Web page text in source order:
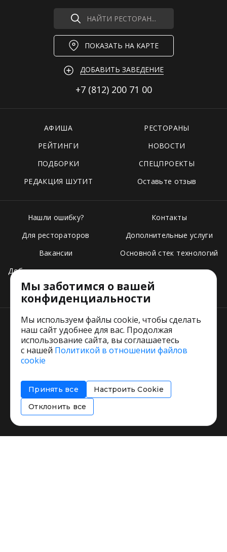
НАЙТИ РЕСТОРАН...
ПОКАЗАТЬ НА КАРТЕ
ДОБАВИТЬ ЗАВЕДЕНИЕ
+7 (812) 200 71 00
АФИША
РЕСТОРАНЫ
РЕЙТИНГИ
НОВОСТИ
ПОДБОРКИ
СПЕЦПРОЕКТЫ
РЕДАКЦИЯ ШУТИТ
Оставьте отзыв
Нашли ошибку?
Для рестораторов
Вакансии
Добавить свое заведение
Тарифы
Контакты
Дополнительные услуги
Основной стек технологий
Пользовательское соглашение
Соглашение об информировании
Политика использования cookies
Мы заботимся о вашей
конфиденциальности
Мы используем файлы cookie, чтобы сделать
наш сайт удобнее для вас. Продолжая
использование сайта, вы соглашаетесь
с нашей Политикой в отношении файлов
cookie
Принять все
Настроить Cookie
Отклонить все